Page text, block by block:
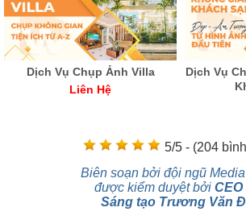
Dịch Vụ Chụp Ảnh Villa
Liên Hệ
Dịch Vụ
5/5 - (204
Biên soạn bởi đội ngũ
được kiểm duyệt bởi
Sáng tạo Trương Văn